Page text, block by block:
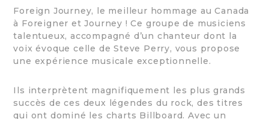
Foreign Journey, le meilleur hommage au Canada
à Foreigner et Journey ! Ce groupe de musiciens
talentueux, accompagné d’un chanteur dont la
voix évoque celle de Steve Perry, vous propose
une expérience musicale exceptionnelle.
Ils interprètent magnifiquement les plus grands
succès de ces deux légendes du rock, des titres
qui ont dominé les charts Billboard. Avec un